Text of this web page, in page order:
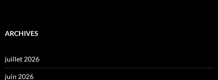
ARCHIVES
juillet 2026
juin 2026